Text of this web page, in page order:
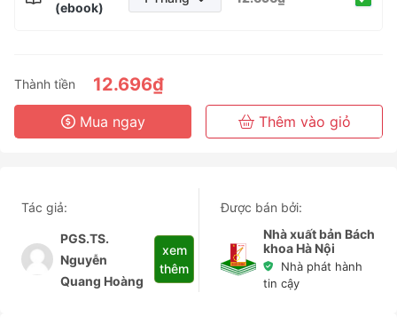
(ebook)
6 Tháng
3 Năm
Thành tiền 12.696₫
Mua ngay Thêm vào giỏ
Tác giả:
PGS.TS.
Nguyễn
Quang Hoàng
xem
thêm
Được bán bởi:
Nhà xuất bản Bách
khoa Hà Nội
Nhà phát hành
tin cậy